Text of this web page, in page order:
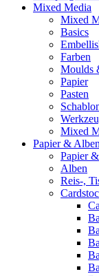
Mixed Media
Mixed
Basics
Farben
Moulds
Papier
Pasten
Mixed
Papier & Alben
Papier
Alben
Reis-,